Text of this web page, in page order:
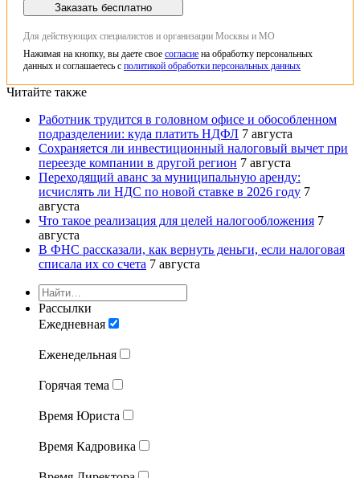
Заказать бесплатно
Для действующих специалистов и организации Москвы и МО
Нажимая на кнопку, вы даете свое согласие на обработку персональных
данных и соглашаетесь с политикой обработки персональных данных
Читайте также
Работник трудится в головном офисе и обособленном
подразделении: куда платить НДФЛ 7 августа
Сохраняется ли инвестиционный налоговый вычет при
переезде компании в другой регион 7 августа
Переходящий аванс за муниципальную аренду:
исчислять ли НДС по новой ставке в 2026 году 7
августа
Что такое реализация для целей налогообложения 7
августа
В ФНС рассказали, как вернуть деньги, если налоговая
списала их со счета 7 августа
Рассылки
Ежедневная
Еженедельная
Горячая тема
Время Юриста
Время Кадровика